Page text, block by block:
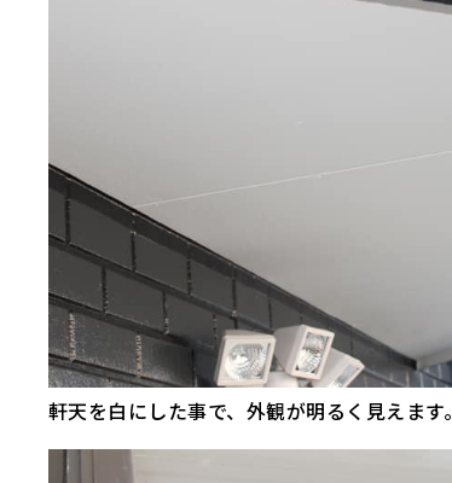
軒天を白にした事で、外観が明るく見えます。